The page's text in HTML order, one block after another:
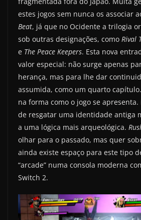
estes jogos sem nunca os associar
Beat, já que no Ocidente a trilogia
sob outras designações, como Rival
e The Peace Keepers. Esta nova
valor especial: não surge apenas
herança, mas para lhe dar
assumida, como um quarto
na forma como o jogo se
de resgatar uma identidade antiga
a uma lógica mais arqueológica.
olhar para o passado, mas quer
ainda existe espaço para este tipo
“arcade” numa consola moderna
Switch 2.